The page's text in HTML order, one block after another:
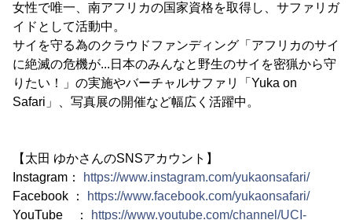
女性で唯一、南アフリカの国家資格を取得し、サファリガ
イドとして活動中。
サイを守る為のクラウドファンディング「アフリカのサイ
に絶滅の危機が...日本のみんなと野生のサイを密猟から守
りたい！」の実施やバーチャルサファリ「Yuka on
Safari」、写真展の開催など幅広く活躍中。
【太田 ゆかさんのSNSアカウント】
Instagram：
https://www.instagram.com/yukaonsafari/
Facebook ：
https://www.facebook.com/yukaonsafari/
YouTube ：
https://www.youtube.com/channel/UCI-